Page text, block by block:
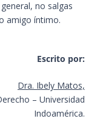
no salgas
amigo íntimo.
Escrito por:
Dra. Ibely Matos,
– Universidad
Indoamérica.